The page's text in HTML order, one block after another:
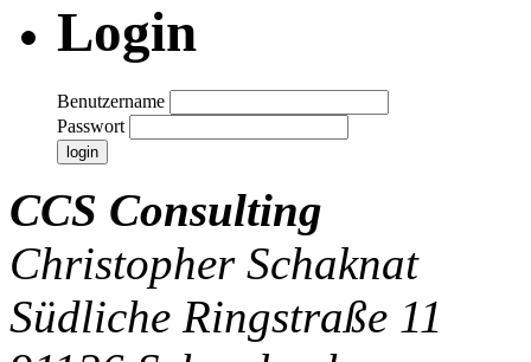
Login
Benutzername
Passwort
CCS Consulting
Christopher Schaknat
Südliche Ringstraße 11